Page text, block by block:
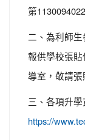
第
二、為利師
報供學校張
導室，敬請張
三、各項升
https://